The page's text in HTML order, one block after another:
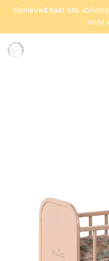
Benieuwd naar ons
onze